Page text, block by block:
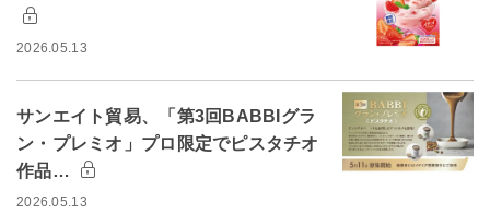
2026.05.13
サンエイト貿易、「第3回BABBIグラ
ン・プレミオ」プロ限定でピスタチオ
作品…
2026.05.13